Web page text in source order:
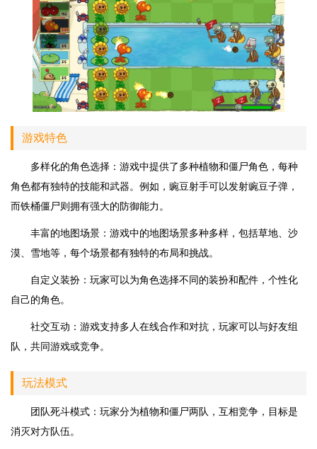
游戏特色
多样化的角色选择：游戏中提供了多种植物和僵尸角色，每种
角色都有独特的技能和武器。例如，豌豆射手可以发射豌豆子弹，
而铁桶僵尸则拥有强大的防御能力。
丰富的地图场景：游戏中的地图场景多种多样，包括草地、沙
漠、雪地等，每个场景都有独特的布局和挑战。
自定义装扮：玩家可以为角色选择不同的装扮和配件，个性化
自己的角色。
社交互动：游戏支持多人在线合作和对抗，玩家可以与好友组
队，共同游戏或竞争。
玩法模式
团队死斗模式：玩家分为植物和僵尸两队，互相竞争，目标是
消灭对方队伍。